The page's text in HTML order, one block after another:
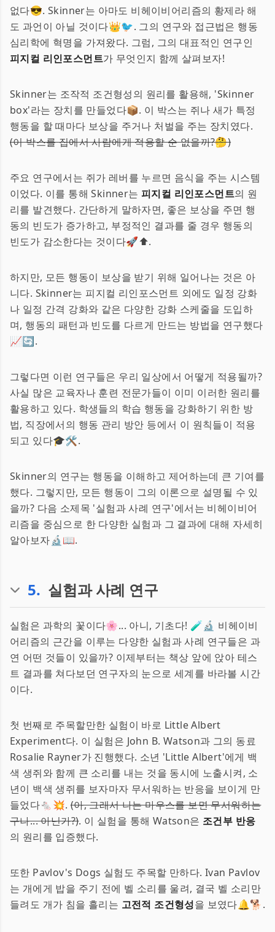
없다😎. Skinner는 아마도 비헤이비어리즘의 황제라 해
도 과언이 아닐 것이다👑🐦. 그의 연구와 접근법은 행동
심리학에 혁명을 가져왔다. 그럼, 그의 대표적인 연구인
피지컬 리인포스먼트가 무엇인지 함께 살펴보자!
Skinner는 조작적 조건형성의 원리를 활용해, 'Skinner
box'라는 장치를 만들었다📦. 이 박스는 쥐나 새가 특정
행동을 할 때마다 보상을 주거나 처벌을 주는 장치였다.
(이 박스를 집에서 사람에게 적용할 순 없을까?🤔)
주요 연구에서는 쥐가 레버를 누르면 음식을 주는 시스템
이었다. 이를 통해 Skinner는 피지컬 리인포스먼트의 원
리를 발견했다. 간단하게 말하자면, 좋은 보상을 주면 행
동의 빈도가 증가하고, 부정적인 결과를 줄 경우 행동의
빈도가 감소한다는 것이다🚀⬆️.
하지만, 모든 행동이 보상을 받기 위해 일어나는 것은 아
니다. Skinner는 피지컬 리인포스먼트 외에도 일정 강화
나 일정 간격 강화와 같은 다양한 강화 스케줄을 도입하
며, 행동의 패턴과 빈도를 다르게 만드는 방법을 연구했다
📈🔄.
그렇다면 이런 연구들은 우리 일상에서 어떻게 적용될까?
사실 많은 교육자나 훈련 전문가들이 이미 이러한 원리를
활용하고 있다. 학생들의 학습 행동을 강화하기 위한 방
법, 직장에서의 행동 관리 방안 등에서 이 원칙들이 적용
되고 있다🎓🛠.
Skinner의 연구는 행동을 이해하고 제어하는데 큰 기여를
했다. 그렇지만, 모든 행동이 그의 이론으로 설명될 수 있
을까? 다음 소제목 '실험과 사례 연구'에서는 비헤이비어
리즘을 중심으로 한 다양한 실험과 그 결과에 대해 자세히
알아보자🔬📖.
5. 실험과 사례 연구
실험은 과학의 꽃이다🌸... 아니, 기초다! 🧪🔬 비헤이비
어리즘의 근간을 이루는 다양한 실험과 사례 연구들은 과
연 어떤 것들이 있을까? 이제부터는 책상 앞에 앉아 테스
트 결과를 쳐다보던 연구자의 눈으로 세계를 바라볼 시간
이다.
첫 번째로 주목할만한 실험이 바로 Little Albert
Experiment다. 이 실험은 John B. Watson과 그의 동료
Rosalie Rayner가 진행했다. 소년 'Little Albert'에게 백
색 생쥐와 함께 큰 소리를 내는 것을 동시에 노출시켜, 소
년이 백색 생쥐를 보자마자 무서워하는 반응을 보이게 만
들었다🐁💥.(아, 그래서 나는 마우스를 보면 무서워하는
구나... 아닌가?). 이 실험을 통해 Watson은 조건부 반응
의 원리를 입증했다.
또한 Pavlov's Dogs 실험도 주목할 만하다. Ivan Pavlov
는 개에게 밥을 주기 전에 벨 소리를 울려, 결국 벨 소리만
들려도 개가 침을 흘리는 고전적 조건형성을 보였다🔔🐕.